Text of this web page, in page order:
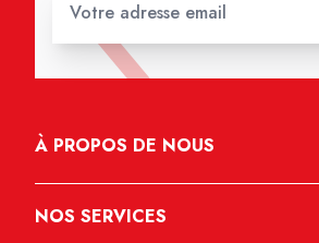
À PROPOS DE NOUS
NOS SERVICES